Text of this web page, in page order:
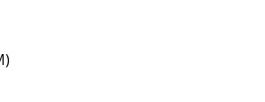
do tipo pistão e
rotativos
para atender às